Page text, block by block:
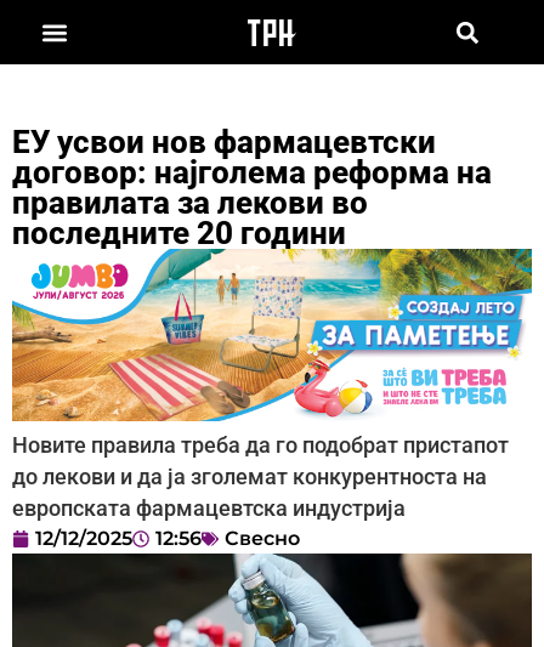
ЕУ усвои нов фармацевтски
договор: најголема реформа на
правилата за лекови во
последните 20 години
Новите правила треба да го подобрат пристапот
до лекови и да ја зголемат конкурентноста на
европската фармацевтска индустрија
12/12/2025 12:56 Свесно